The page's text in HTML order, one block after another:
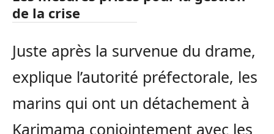
de la crise
Juste après la survenue du drame,
explique l’autorité préfectorale, les
marins qui ont un détachement à
Karimama conjointement avec les